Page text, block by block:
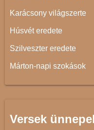
Karácsony világszerte
Húsvét eredete
Szilveszter eredete
Márton-napi szokások
Versek